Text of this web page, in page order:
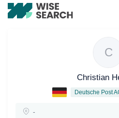
C
Christian
Deutsche Post
-